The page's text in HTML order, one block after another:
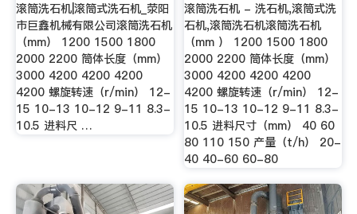
滚筒洗石机|滚筒式洗石机_荥阳
市巨鑫机械有限公司滚筒洗石机
（mm） 1200 1500 1800
2000 2200 筒体长度（mm）
3000 4200 4200 4200
4200 螺旋转速（r/min） 12-
15 10-13 10-12 9-11 8.3-
10.5 进料尺 …
滚筒洗石机 - 洗石机,滚筒式洗
石机,滚筒洗石机滚筒洗石机
（mm ） 1200 1500 1800
2000 2200 筒体长度（mm）
3000 4200 4200 4200
4200 螺旋转速（r/min） 12-
15 10-13 10-12 9-11 8.3-
10.5 进料尺寸（mm） 40 60
80 110 150 产量（t/h） 20-
40 40-60 60-80